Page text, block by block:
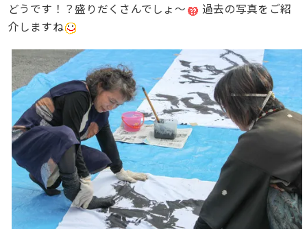
どうです！？盛りだくさんでしょ〜
過去の写真をご紹
介しますね